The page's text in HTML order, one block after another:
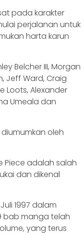
pada karakter
perjalanan untuk
harta karun
Belcher III, Morgan
Jeff Ward, Craig
Loots, Alexander
Umeala dan
oleh
Piece adalah salah
dan dikenal
1997 dalam
bab manga telah
yang terus